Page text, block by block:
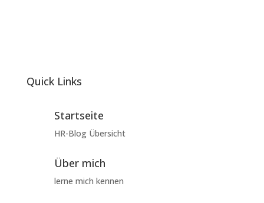
Quick Links
Startseite
HR-Blog Übersicht
Über mich
lerne mich kennen